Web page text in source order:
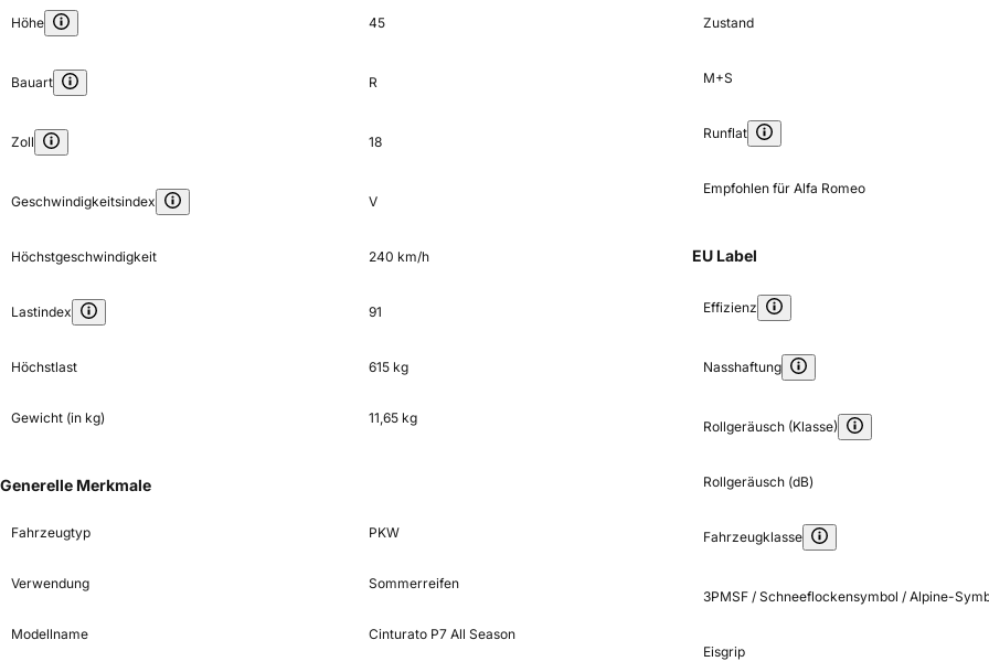
Höhe 45
Bauart R
Zoll 18
Geschwindigkeitsindex V
Höchstgeschwindigkeit 240 km/h
Lastindex 91
Höchstlast 615 kg
Gewicht (in kg) 11,65 kg
Generelle Merkmale
Fahrzeugtyp PKW
Verwendung Sommerreifen
Modellname Cinturato P7 All Season
Zustand
M+S
Runflat
Empfohlen für Alfa Romeo
EU Label
Effizienz
Nasshaftung
Rollgeräusch (Klasse)
Rollgeräusch (dB)
Fahrzeugklasse
3PMSF / Schneeflockensymbol / Alpine-
Eisgrip